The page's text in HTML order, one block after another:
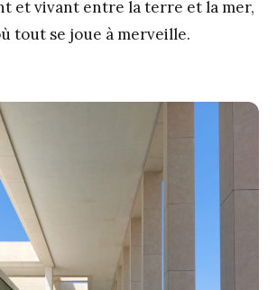
et vivant entre la terre et la mer,
tout se joue à merveille.